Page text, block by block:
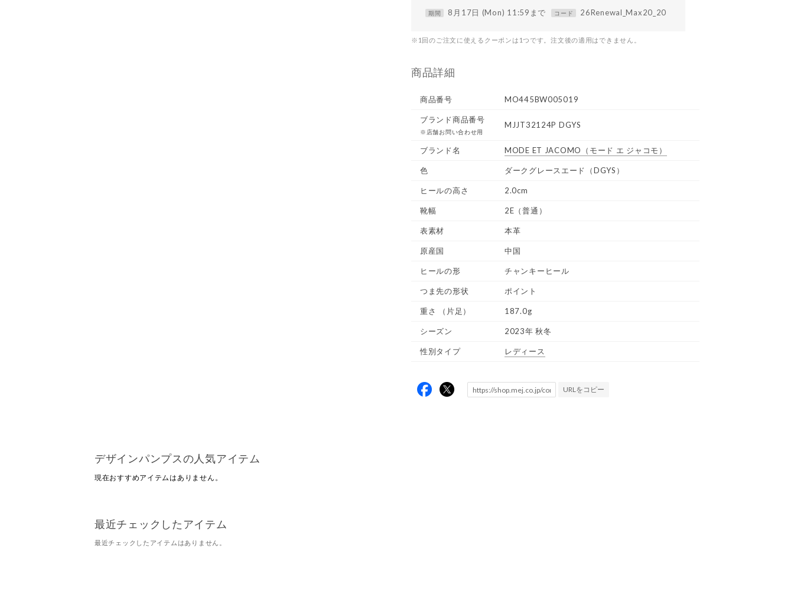
期間 8月17日 (Mon) 11:59まで コード 26Renewal_Max20_20
※1回のご注文に使えるクーポンは1つです。注文後の適用はできません。
商品詳細
商品番号 MO445BW005019
ブランド商品番号
※店舗お問い合わせ用
MJJT32124P DGYS
ブランド名 MODE ET JACOMO （モード エ ジャコモ）
色 ダークグレースエード（DGYS）
ヒールの高さ 2.0cm
靴幅 2E（普通）
表素材 本革
原産国 中国
ヒールの形 チャンキーヒール
つま先の形状 ポイント
重さ （片足） 187.0g
シーズン 2023年 秋冬
性別タイプ レディース
URLをコピー
デザインパンプスの人気アイテム
現在おすすめアイテムはありません。
最近チェックしたアイテム
最近チェックしたアイテムはありません。